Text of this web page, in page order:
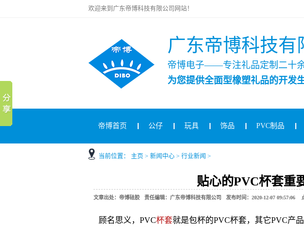
欢迎来到广东帝博科技有限公司网站！
广东帝博科技有
帝博电子——专注礼品定制二十
为您提供全面型橡塑礼品的开发
帝博首页 公仔 玩具 饰品 PVC制品
当前位置： 主页 > 新闻中心 > 行业新闻 >
贴心的PVC杯套重
文章出处：帝博硅胶 责任编辑：广东帝博科技有限公司 发布时间：2020-12-07 09:57:06
顾名思义， PVC杯套就是包杯的PVC杯套，其它PVC产